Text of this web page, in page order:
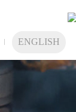
ENGLISH